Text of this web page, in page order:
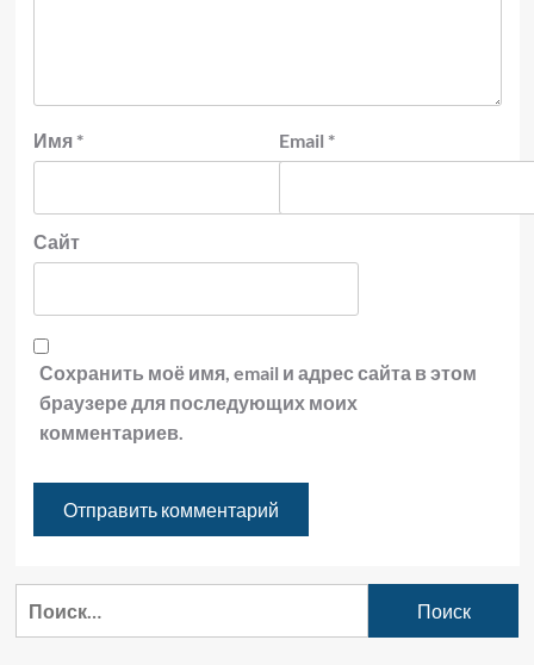
Имя * Email *
Сайт
Сохранить моё имя, email и адрес сайта в этом
браузере для последующих моих
комментариев.